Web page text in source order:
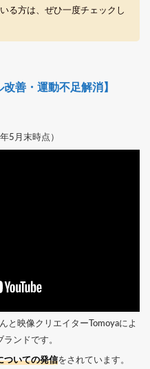
る方は、ぜひ一度チェックし
善・運動不足解消】
5月末時点）
と映像クリエイターTomoyaによ
ンドです。
ついての発信をされています。